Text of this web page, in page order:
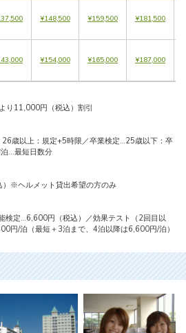
¥148,500 ¥159,500 ¥181,500
¥154,000 ¥165,000 ¥187,000
り11,000円（税込）割引
歳以上：規定+5時限／卒業検定…25歳以下：卒
...最短日数分
※ヘルメット貸出希望の方のみ
検定…6,600円（税込）／効果テスト（2回目以
円/泊（最短＋3泊まで、4泊以降は6,600円/泊）